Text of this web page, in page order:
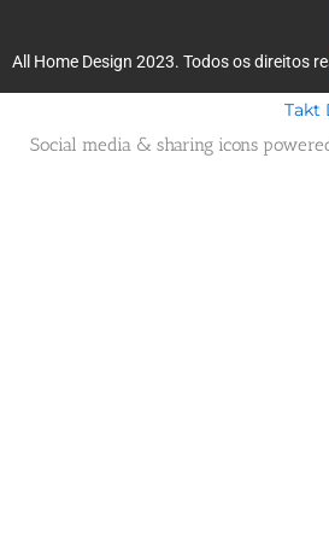
All Home Design 2023. Todos os direitos
Takt
Social media & sharing icons